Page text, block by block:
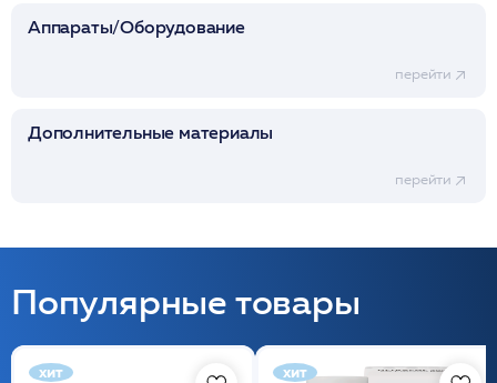
Аппараты/Оборудование
перейти
Дополнительные материалы
перейти
Популярные товары
хит хит